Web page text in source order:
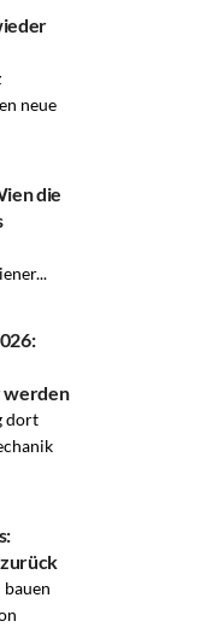
neue
die
werden
dort